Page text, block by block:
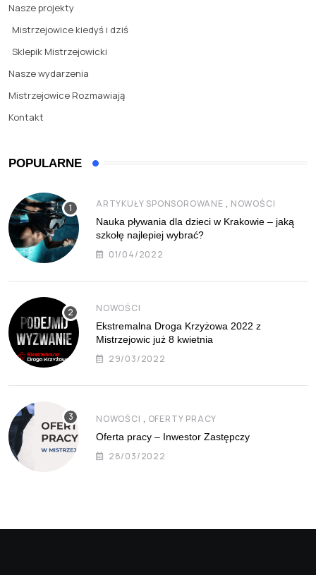
Nasze projekty
Mistrzejowice kiedyś i dziś
Sklepik Mistrzejowicki
Nasze wydarzenia
Mistrzejowice Rozmawiają
Kontakt
POPULARNE
ARTYKUŁY SPONSOROWANE , NOWOŚCI
Nauka pływania dla dzieci w Krakowie – jaką
szkołę najlepiej wybrać?
01/04/2022
NOWOŚCI
Ekstremalna Droga Krzyżowa 2022 z
Mistrzejowic już 8 kwietnia
29/03/2022
NOWOŚCI , OFERTY PRACY
Oferta pracy – Inwestor Zastępczy
28/03/2022